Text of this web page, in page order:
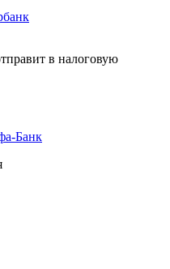
в налоговую
Банк